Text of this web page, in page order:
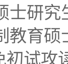
士研
教育
初试